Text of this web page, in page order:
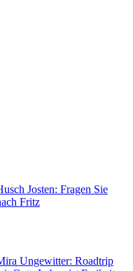
Josten: Fragen Sie
Fritz
Ungewitter: Roadtrip